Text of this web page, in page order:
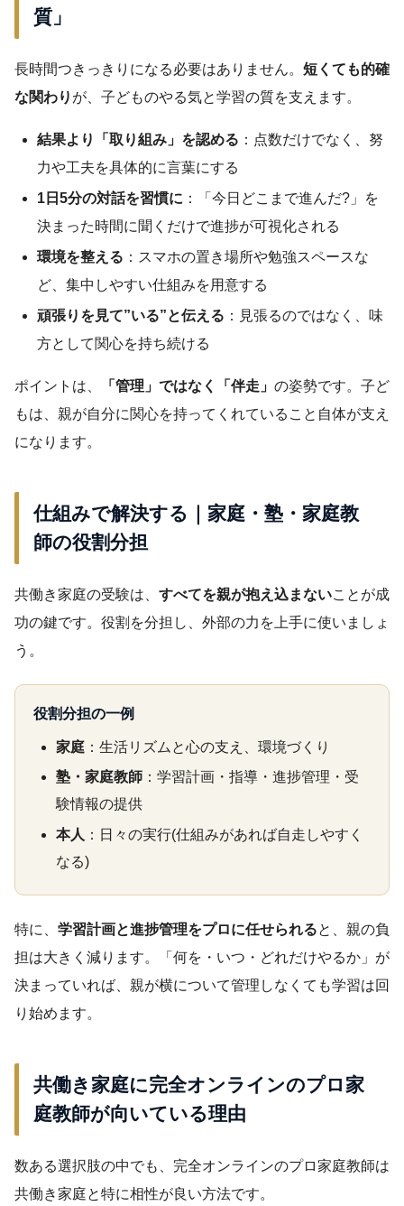
質」
長時間つきっきりになる必要はありません。 短くても的確
な関わり が、子どものやる気と学習の質を支えます。
結果より「取り組み」を認める ：点数だけでなく、努
力や工夫を具体的に言葉にする
1日5分の対話を習慣に ：「今日どこまで進んだ?」を
決まった時間に聞くだけで進捗が可視化される
環境を整える ：スマホの置き場所や勉強スペースな
ど、集中しやすい仕組みを用意する
頑張りを見て”いる”と伝える ：見張るのではなく、味
方として関心を持ち続ける
ポイントは、 「管理」ではなく「伴走」 の姿勢です。子ど
もは、親が自分に関心を持ってくれていること自体が支え
になります。
仕組みで解決する｜家庭・塾・家庭教
師の役割分担
共働き家庭の受験は、 すべてを親が抱え込まないことが成
功の鍵です。役割を分担し、外部の力を上手に使いましょ
う。
役割分担の一例
家庭 ：生活リズムと心の支え、環境づくり
塾・家庭教師 ：学習計画・指導・進捗管理・受
験情報の提供
本人 ：日々の実行(仕組みがあれば自走しやすく
なる)
特に、 学習計画と進捗管理をプロに任せられると、親の負
担は大きく減ります。「何を・いつ・どれだけやるか」が
決まっていれば、親が横について管理しなくても学習は回
り始めます。
共働き家庭に完全オンラインのプロ家
庭教師が向いている理由
数ある選択肢の中でも、完全オンラインのプロ家庭教師は
共働き家庭と特に相性が良い方法です。